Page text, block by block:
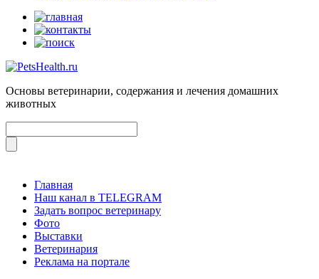
Основы ветеринарии, содержания и лечения домашних
животных
Главная
Наш канал в TELEGRAM
Задать вопрос ветеринару
Фото
Выставки
Ветеринария
Реклама на портале